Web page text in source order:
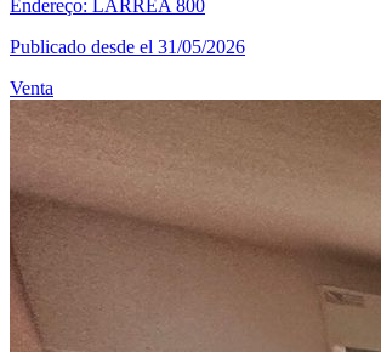
Endereço: LARREA 800
Publicado desde el 31/05/2026
Venta